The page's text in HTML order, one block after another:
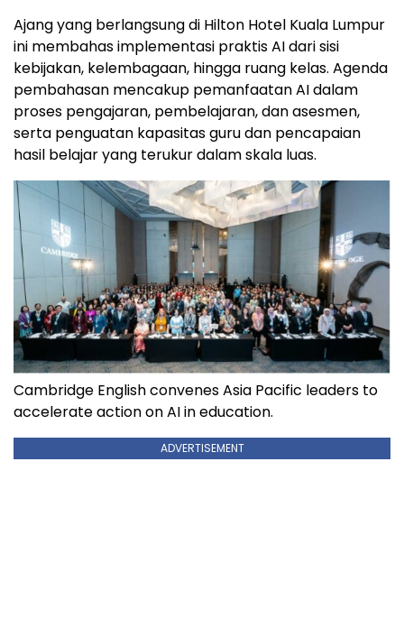
Ajang yang berlangsung di Hilton Hotel Kuala Lumpur
ini membahas implementasi praktis AI dari sisi
kebijakan, kelembagaan, hingga ruang kelas. Agenda
pembahasan mencakup pemanfaatan AI dalam
proses pengajaran, pembelajaran, dan asesmen,
serta penguatan kapasitas guru dan pencapaian
hasil belajar yang terukur dalam skala luas.
Cambridge English convenes Asia Pacific leaders to
accelerate action on AI in education.
ADVERTISEMENT